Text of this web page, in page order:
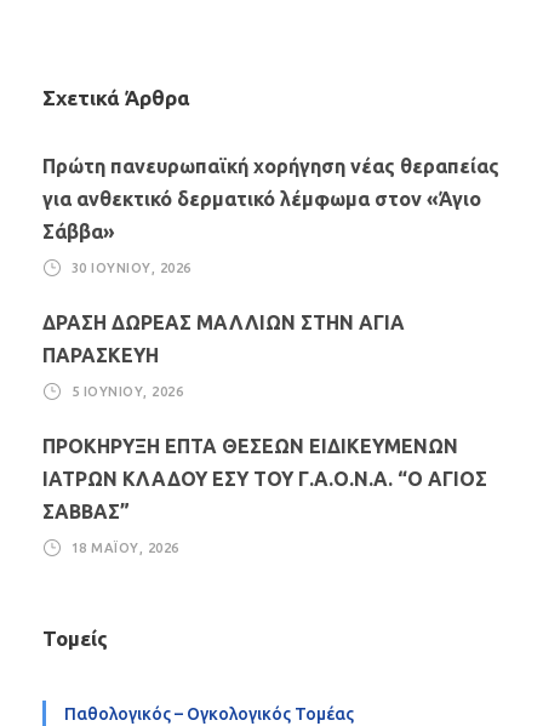
Σχετικά Άρθρα
Πρώτη πανευρωπαϊκή χορήγηση νέας θεραπείας
για ανθεκτικό δερματικό λέμφωμα στον «Άγιο
Σάββα»
30 ΙΟΥΝΊΟΥ, 2026
ΔΡΑΣΗ ΔΩΡΕΑΣ ΜΑΛΛΙΩΝ ΣΤΗΝ ΑΓΙΑ
ΠΑΡΑΣΚΕΥΗ
5 ΙΟΥΝΊΟΥ, 2026
ΠΡΟΚΗΡΥΞΗ ΕΠΤΑ ΘΕΣΕΩΝ ΕΙΔΙΚΕΥΜΕΝΩΝ
ΙΑΤΡΩΝ ΚΛΑΔΟΥ ΕΣΥ ΤΟΥ Γ.Α.Ο.Ν.Α. “Ο ΑΓΙΟΣ
ΣΑΒΒΑΣ”
18 ΜΑΪ́ΟΥ, 2026
Τομείς
Παθολογικός – Ογκολογικός Τομέας